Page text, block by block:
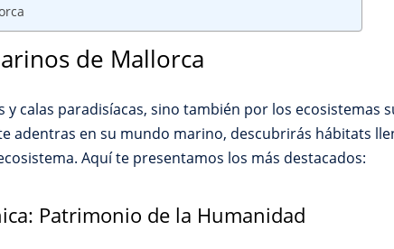
de Mallorca
calas paradisíacas, sino también por los ecosistemas
adentras en su mundo marino, descubrirás hábitats
Aquí te presentamos los más destacados:
Patrimonio de la Humanidad